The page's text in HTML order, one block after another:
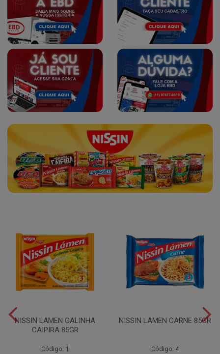
NISSIN LAMEN GALINHA
CAIPIRA 85GR
Código: 1
NISSIN LAMEN CARNE 85GR
Código: 4